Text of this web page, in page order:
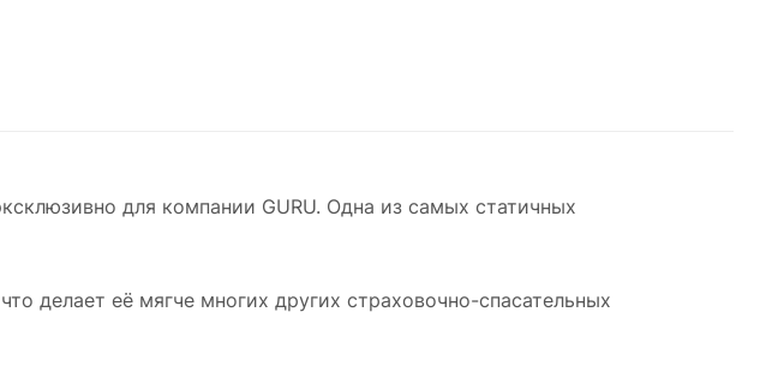
для компании GURU. Одна из самых статичных
делает её мягче многих других страховочно-спасательных